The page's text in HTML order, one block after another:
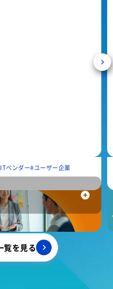
ITベンダー ユーザー企業
ル
リスキリング
サルティング
内定者
覧を見る